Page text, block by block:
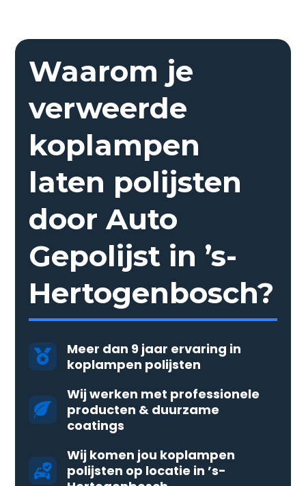
Waarom je
verweerde
koplampen
laten polijsten
door Auto
Gepolijst in ’s-
Hertogenbosch?
Meer dan 9 jaar ervaring in
koplampen polijsten
Wij werken met professionele
producten & duurzame
coatings
Wij komen jou koplampen
polijsten op locatie in ’s-